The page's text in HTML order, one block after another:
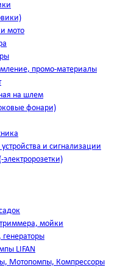
мото
промо-материалы
на шлем
фонари)
и сигнализации
мойки
генераторы
LIFAN
Мотопомпы, Компрессоры